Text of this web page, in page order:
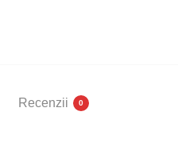
0040-
Recenzii 0